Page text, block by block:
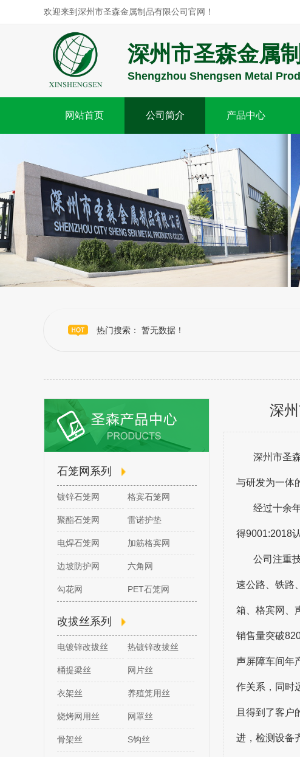
欢迎来到深州市圣森金属制品有限公司官网！
深州市圣森金属
Shengzhou Shengsen Metal
网站首页 公司简介 产品中心
热门搜索： 暂无数据！
石笼网系列
镀锌石笼网 格宾石笼网
聚酯石笼网 雷诺护垫
电焊石笼网 加筋格宾网
边坡防护网 六角网
勾花网 PET石笼网
改拔丝系列
电镀锌改拔丝 热镀锌改拔丝
桶提梁丝 网片丝
衣架丝 养殖笼用丝
烧烤网用丝 网罩丝
骨架丝 S钩丝
深
深州市圣
与研发为一体
经过十余
得9001:2018
公司注重
速公路、铁路
箱、格宾网、
销售量突破
声屏障车间年
作关系，同时
且得到了客户
进，检测设备